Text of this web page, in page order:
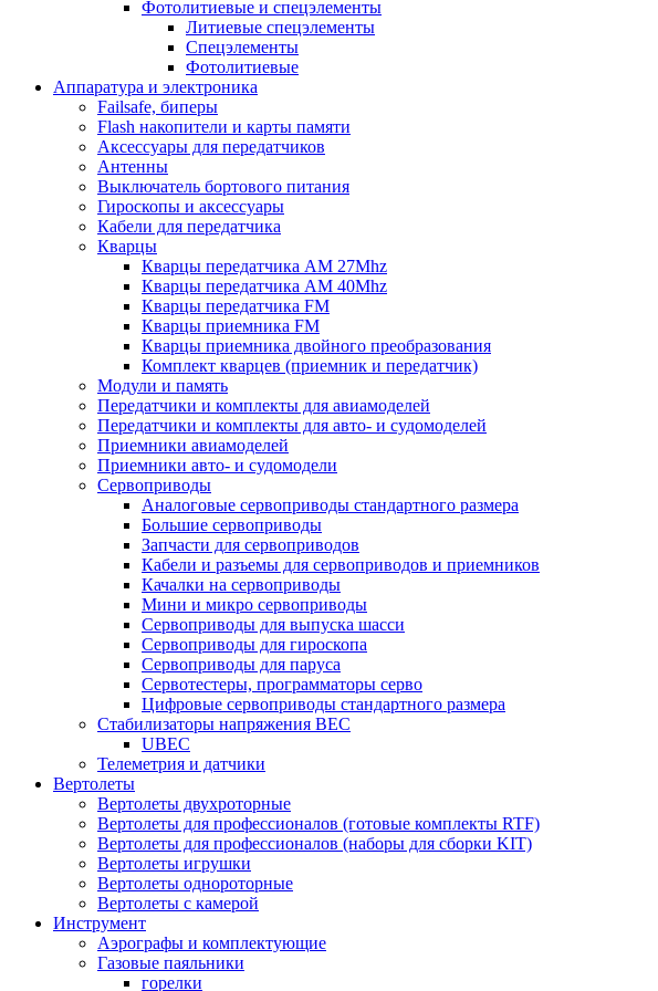
Фотолитиевые и спецэлементы
Литиевые спецэлементы
Спецэлементы
Фотолитиевые
Аппаратура и электроника
Failsafe, биперы
Flash накопители и карты памяти
Аксессуары для передатчиков
Антенны
Выключатель бортового питания
Гироскопы и аксессуары
Кабели для передатчика
Кварцы
Кварцы передатчика AM 27Mhz
Кварцы передатчика AM 40Mhz
Кварцы передатчика FM
Кварцы приемника FM
Кварцы приемника двойного преобразования
Комплект кварцев (приемник и передатчик)
Модули и память
Передатчики и комплекты для авиамоделей
Передатчики и комплекты для авто- и судомоделей
Приемники авиамоделей
Приемники авто- и судомодели
Сервоприводы
Аналоговые сервоприводы стандартного размера
Большие сервоприводы
Запчасти для сервоприводов
Кабели и разъемы для сервоприводов и приемников
Качалки на сервоприводы
Мини и микро сервоприводы
Сервоприводы для выпуска шасси
Сервоприводы для гироскопа
Сервоприводы для паруса
Сервотестеры, программаторы серво
Цифровые сервоприводы стандартного размера
Стабилизаторы напряжения BEC
UBEC
Телеметрия и датчики
Вертолеты
Вертолеты двухроторные
Вертолеты для профессионалов (готовые комплекты RTF)
Вертолеты для профессионалов (наборы для сборки KIT)
Вертолеты игрушки
Вертолеты однороторные
Вертолеты с камерой
Инструмент
Аэрографы и комплектующие
Газовые паяльники
горелки